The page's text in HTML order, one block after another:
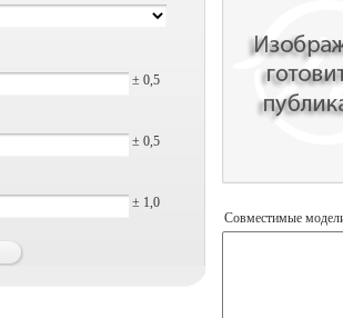
± 0,5
± 0,5
± 1,0
Совместимые